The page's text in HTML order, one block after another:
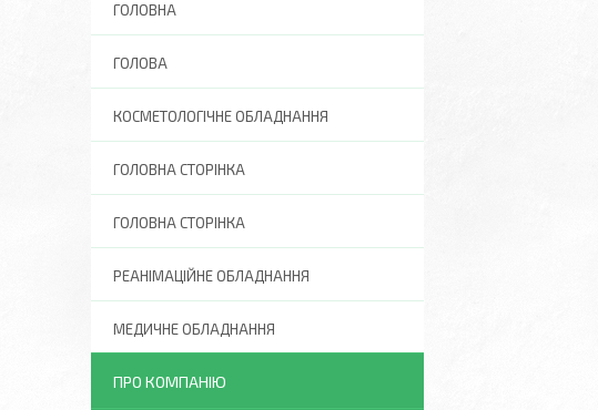
ГОЛОВНА
ГОЛОВА
КОСМЕТОЛОГІЧНЕ ОБЛАДНАННЯ
ГОЛОВНА СТОРІНКА
ГОЛОВНА СТОРІНКА
РЕАНІМАЦІЙНЕ ОБЛАДНАННЯ
МЕДИЧНЕ ОБЛАДНАННЯ
ПРО КОМПАНІЮ